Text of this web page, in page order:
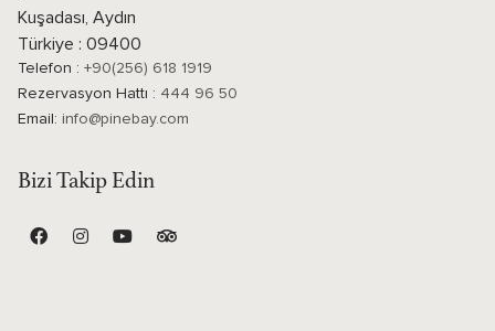
Kuşadası, Aydın
Türkiye : 09400
Telefon : +90(256) 618 1919
Rezervasyon Hattı : 444 96 50
Email: info@pinebay.com
Bizi Takip Edin